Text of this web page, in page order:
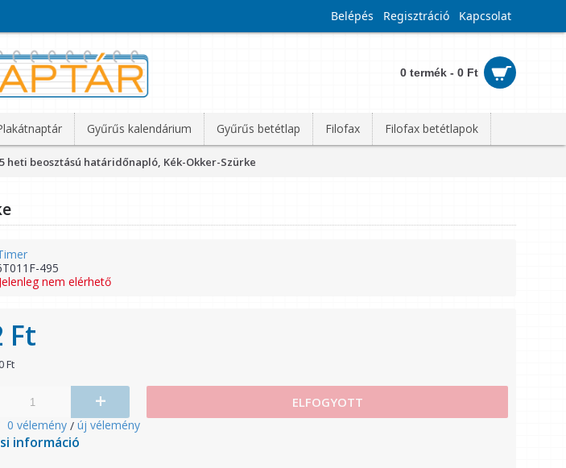
Belépés Regisztráció Kapcsolat
0 termék - 0 Ft
Gyűrűs kalendárium Gyűrűs betétlap Filofax Filofax betétlapok
heti beosztású határidőnapló, Kék-Okker-Szürke
495
Jelenleg nem elérhető
Ft
Ft
+ ELFOGYOTT
0 vélemény / új vélemény
információ